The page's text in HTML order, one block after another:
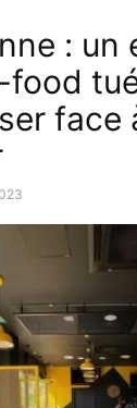
: un
food
face